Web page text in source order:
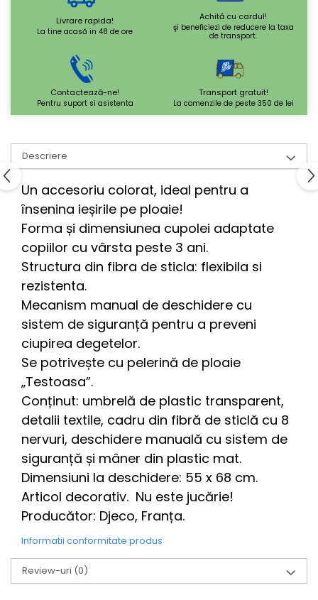
Livrare rapida!
La tine acasă in 48 de ore
Achită cu cardul!
şi beneficiezi de reducere la taxa
de transport.
Contactează-ne!
Pentru suport si asistenta
Transport gratuit!
La comenzile de peste 350 de lei
Descriere
Un accesoriu colorat, ideal pentru a
însenina ieșirile pe ploaie!
Forma și dimensiunea cupolei adaptate
copiilor cu vârsta peste 3 ani.
Structura din fibra de sticla: flexibila si
rezistenta.
Mecanism manual de deschidere cu
sistem de siguranță pentru a preveni
ciupirea degetelor.
Se potrivește cu pelerină de ploaie
„Testoasa”.
Conținut: umbrelă de plastic transparent,
detalii textile, cadru din fibră de sticlă cu 8
nervuri, deschidere manuală cu sistem de
siguranță și mâner din plastic mat.
Dimensiuni la deschidere: 55 x 68 cm.
Articol decorativ. Nu este jucărie!
Producător: Djeco, Franța.
Informatii conformitate produs
Review-uri (0)